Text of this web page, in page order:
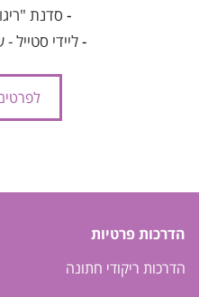
- סדנת
-ליידי סטייל
הדרכות פרטיות
הדרכות ריקודי חתונה